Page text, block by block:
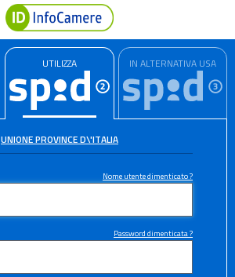
UTILIZZA IN ALTERNATIVA USA
UNIONE PROVINCE D\'ITALIA
Nome utente dimenticato ?
Password dimenticata ?